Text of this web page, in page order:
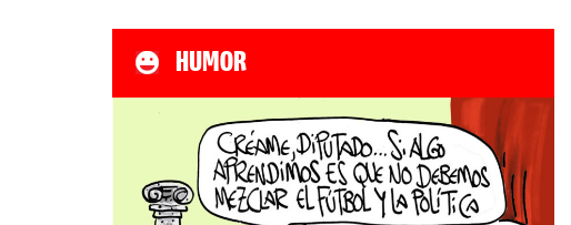
HUMOR